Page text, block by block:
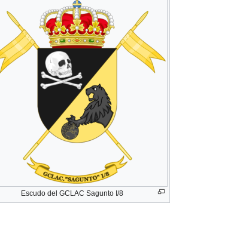
Escudo del GCLAC Sagunto I/8